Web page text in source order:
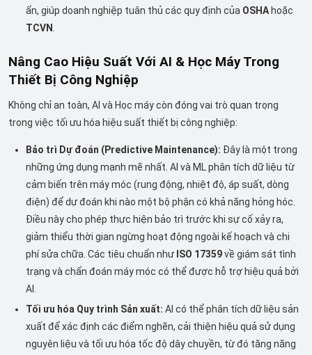
ẩn, giúp doanh nghiệp tuân thủ các quy định của OSHA hoặc
TCVN
Nâng Cao Hiệu Suất Với AI & Học Máy Trong
Thiết Bị Công Nghiệp
Không chỉ an toàn, AI và Học máy còn đóng vai trò quan trọng
trong việc tối ưu hóa hiệu suất thiết bị công nghiệp:
Bảo trì Dự đoán (Predictive Maintenance): Đây là một trong
những ứng dụng mạnh mẽ nhất. AI và ML phân tích dữ liệu từ
cảm biến trên máy móc (rung động, nhiệt độ, áp suất, dòng
điện) để dự đoán khi nào một bộ phận có khả năng hỏng hóc.
Điều này cho phép thực hiện bảo trì trước khi sự cố xảy ra,
giảm thiểu thời gian ngừng hoạt động ngoài kế hoạch và chi
phí sửa chữa. Các tiêu chuẩn như ISO 17359về giám sát tình
trạng và chẩn đoán máy móc có thể được hỗ trợ hiệu quả bởi
AI.
Tối ưu hóa Quy trình Sản xuất: AI có thể phân tích dữ liệu sản
xuất để xác định các điểm nghẽn, cải thiện hiệu quả sử dụng
nguyên liệu và tối ưu hóa tốc độ dây chuyền, từ đó tăng năng